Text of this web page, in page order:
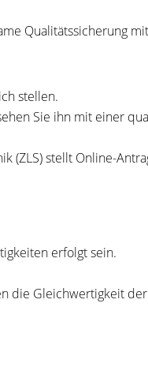
Qualitätssicherung
stellen.
Sie ihn mit einer
(ZLS) stellt Online-
erfolgt sein.
die Gleichwertigkeit